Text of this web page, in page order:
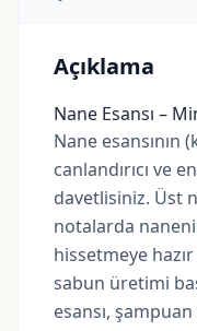
Açıklama
Nane Esansı –
Nane
canlandırıcı ve
davetlisiniz. Üst
notalarda
hissetmeye hazır
sabun üretimi
esansı,